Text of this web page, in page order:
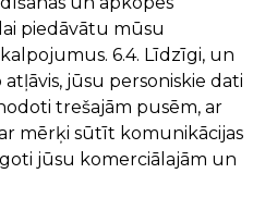
piedāvātu mūsu
6.4. Līdzīgi, un
jūsu personiskie dati
trešajām pusēm, ar
mērķi sūtīt komunikācijas
jūsu komerciālajām un